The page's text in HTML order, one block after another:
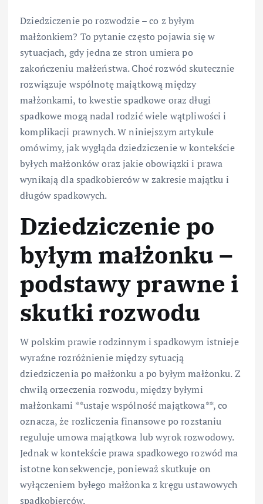
Dziedziczenie po rozwodzie – co z byłym
małżonkiem? To pytanie często pojawia się w
sytuacjach, gdy jedna ze stron umiera po
zakończeniu małżeństwa. Choć rozwód skutecznie
rozwiązuje wspólnotę majątkową między
małżonkami, to kwestie spadkowe oraz długi
spadkowe mogą nadal rodzić wiele wątpliwości i
komplikacji prawnych. W niniejszym artykule
omówimy, jak wygląda dziedziczenie w kontekście
byłych małżonków oraz jakie obowiązki i prawa
wynikają dla spadkobierców w zakresie majątku i
długów spadkowych.
Dziedziczenie po
byłym małżonku –
podstawy prawne i
skutki rozwodu
W polskim prawie rodzinnym i spadkowym istnieje
wyraźne rozróżnienie między sytuacją
dziedziczenia po małżonku a po byłym małżonku. Z
chwilą orzeczenia rozwodu, między byłymi
małżonkami **ustaje wspólność majątkowa**, co
oznacza, że rozliczenia finansowe po rozstaniu
reguluje umowa majątkowa lub wyrok rozwodowy.
Jednak w kontekście prawa spadkowego rozwód ma
istotne konsekwencje, ponieważ skutkuje on
wyłączeniem byłego małżonka z kręgu ustawowych
spadkobierców.